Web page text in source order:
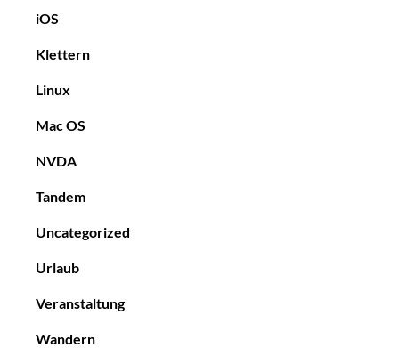
iOS
Klettern
Linux
Mac OS
NVDA
Tandem
Uncategorized
Urlaub
Veranstaltung
Wandern